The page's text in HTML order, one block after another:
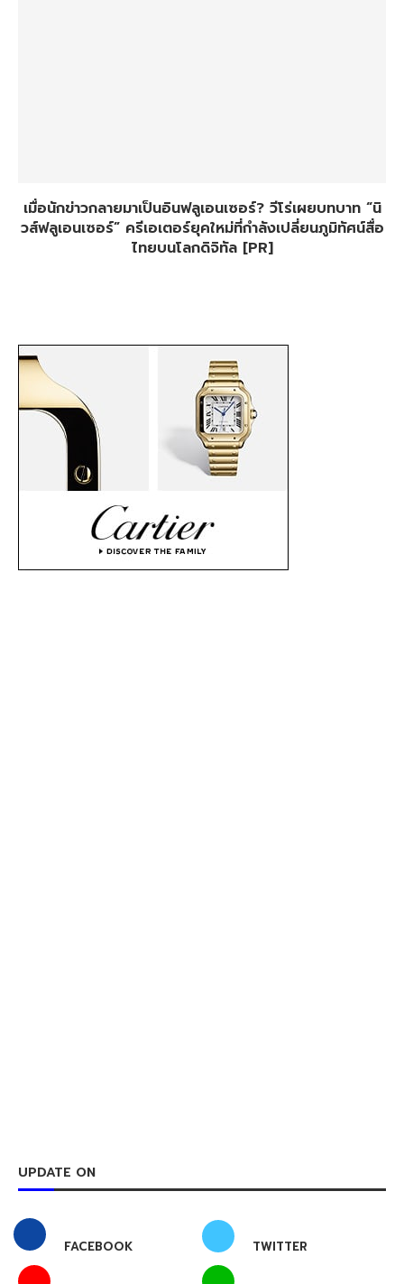
เมื่อนักข่าวกลายมาเป็นอินฟลูเอนเซอร์? วีโร่เผยบทบาท “นิ
วส์ฟลูเอนเซอร์” ครีเอเตอร์ยุคใหม่ที่กำลังเปลี่ยนภูมิทัศน์สื่อ
ไทยบนโลกดิจิทัล [PR]
UPDATE ON
FACEBOOK TWITTER